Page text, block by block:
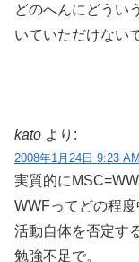
どのへんにどうい
いていただけない
kato より:
2008年1月24日 9:23 AM
実質的に
WWFってどの程
活動自体を否定す
勉強不足で。